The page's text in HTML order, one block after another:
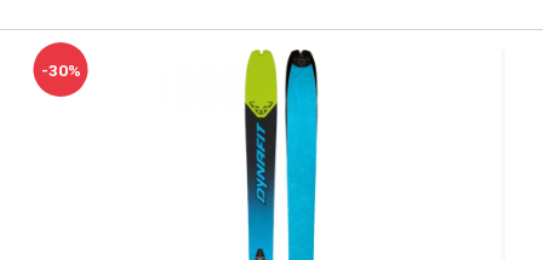
-30%